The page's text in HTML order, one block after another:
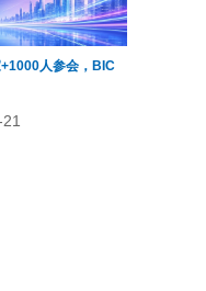
人参会，BIC